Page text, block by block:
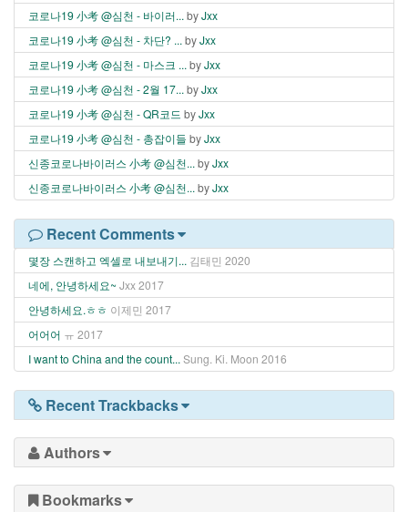
코로나19 小考 @심천 - 바이러... byJxx
코로나19 小考 @심천 - 차단? ... byJxx
코로나19 小考 @심천 - 마스크 ... byJxx
코로나19 小考 @심천 - 2월 17... byJxx
코로나19 小考 @심천 - QR코드 byJxx
코로나19 小考 @심천 - 총잡이들 byJxx
신종코로나바이러스 小考 @심천... byJxx
신종코로나바이러스 小考 @심천... byJxx
Recent Comments
몇장 스캔하고 엑셀로 내보내기... 김태민 2020
네에, 안녕하세요~ Jxx2017
안녕하세요.ㅎㅎ 이제민 2017
어어어 ㅠ 2017
I want to China and the count... Sung. Ki. Moon 2016
Recent Trackbacks
Authors
Bookmarks